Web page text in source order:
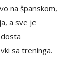
na španskom,
a sve je
sa treninga.